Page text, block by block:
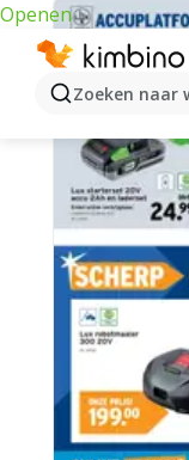
Openen
Zoeken naar